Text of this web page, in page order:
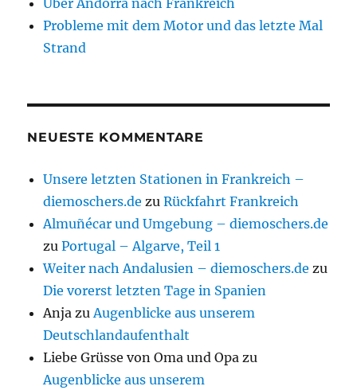
Über Andorra nach Frankreich
Probleme mit dem Motor und das letzte Mal
Strand
NEUESTE KOMMENTARE
Unsere letzten Stationen in Frankreich –
diemoschers.de zuRückfahrt Frankreich
Almuñécar und Umgebung – diemoschers.de
zuPortugal – Algarve, Teil 1
Weiter nach Andalusien – diemoschers.de zu
Die vorerst letzten Tage in Spanien
Anja zuAugenblicke aus unserem
Deutschlandaufenthalt
Liebe Grüsse von Oma und Opa zu
Augenblicke aus unserem